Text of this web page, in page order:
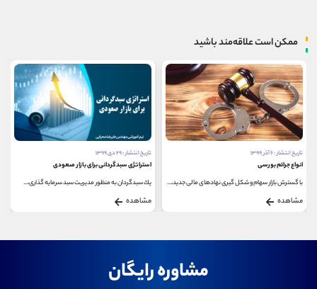
ممکن است علاقه‌مند باشید
تاریخ انتشار : ۶ آذر ۱۳۹۹
انواع جرائم بورسی
با گسترش بازار سهام و شکل گیری نهادهای مالی جدید،...
مشاهده
تاریخ انتشار : ۲۹ دی ۱۳۹۹
استراتژی سبدگردانی برای بازار صعودی
یك سبدگردان به منظور مدیریت سبد سرمایه گذاری،...
مشاهده
مشاوره رایگان